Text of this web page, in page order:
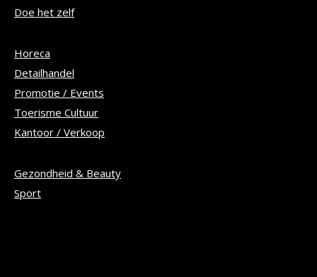
Doe het zelf
Horeca
Detailhandel
Promotie / Events
Toerisme Cultuur
Kantoor / Verkoop
Gezondheid & Beauty
Sport